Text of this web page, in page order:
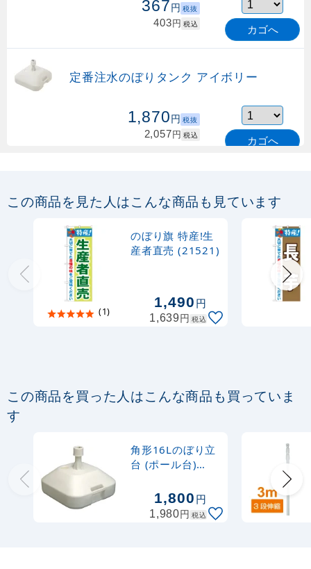
367円 税抜
403円 税込 カゴへ
定番注水のぼりタンク アイボリー
1,870円 税抜
2,057円 税込 カゴへ
1.6～3m 伸縮式 緑 (30537GRN)
売り切れ中
購入不可
定番のぼり竿 オリジナルのぼりポール
1.6～3m 伸縮式 水色 (30537SBL)
367
定番のぼり竿 オリジナルのぼりポール
1.6～3m 伸縮式 黒 (30537BLK)
403円 税込
注水型マルチのぼりスタンド 20L
この商品を見た人はこんな商品も見ています
(1)
のぼり旗 特産!生
産者直売 (21521)
1,490円
1,639円 税込
この商品を買った人はこんな商品も買っていま
す
角形16Lのぼり立
台 (ポール台)
1,800円
1,980円 税込